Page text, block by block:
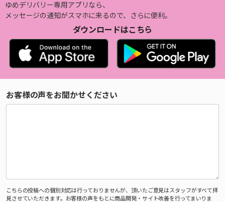
ゆめデリバリー専用アプリなら、
メッセージの通知がスマホに来るので、さらに便利。
ダウンロードはこちら
お客様の声をお聞かせください
こちらの投稿への個別対応は行っておりませんが、頂いたご意見はスタッフがすべて拝
見させていただきます。お客様の声をもとに商品開発・サイト改善を行ってまいりま